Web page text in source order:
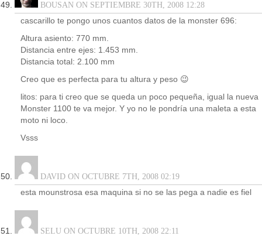
BOUSAN ON SEPTIEMBRE 30TH, 2008 12:28
cascarillo te pongo unos cuantos datos de la monster 696:
Altura asiento: 770 mm.
Distancia entre ejes: 1.453 mm.
Distancia total: 2.100 mm
Creo que es perfecta para tu altura y peso 😉
litos: para ti creo que se queda un poco pequeña, igual la nueva
Monster 1100 te va mejor. Y yo no le pondría una maleta a esta
moto ni loco.
Vsss
DAVID ON OCTUBRE 7TH, 2008 02:19
esta mounstrosa esa maquina si no se las pega a nadie es fiel
SELU ON OCTUBRE 10TH, 2008 22:11